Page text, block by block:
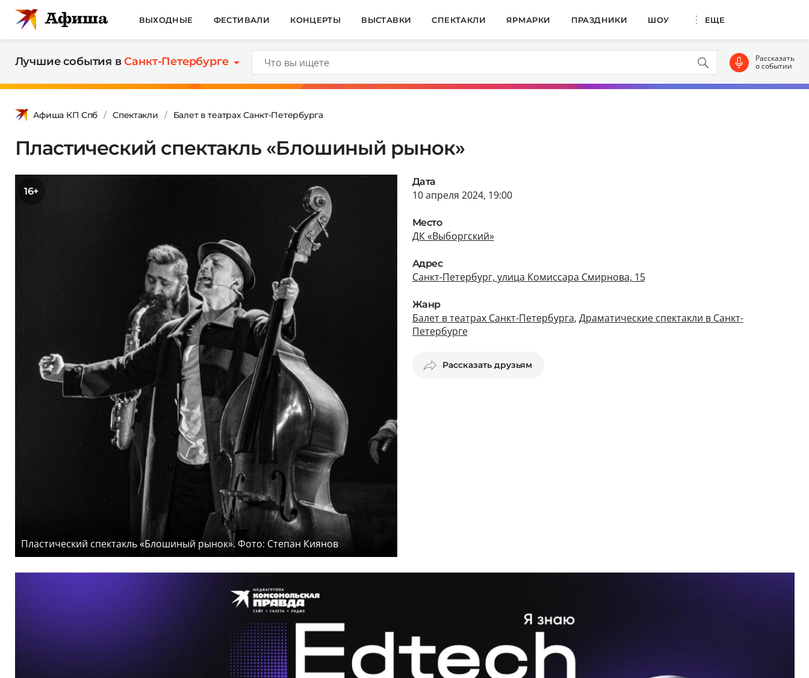
ВЫХОДНЫЕ ФЕСТИВАЛИ КОНЦЕРТЫ ВЫСТАВКИ СПЕКТАКЛИ ЯРМАРКИ ПРАЗДНИКИ ШОУ ЕЩЕ
Лучшие события вСанкт-Петербурге Рассказать
о событии
Афиша КП Спб Спектакли Балет в театрах Санкт-Петербурга
Пластический спектакль «Блошиный рынок»
16+
Пластический спектакль «Блошиный рынок». Фото: Степан Киянов
Дата
10 апреля 2024, 19:00
Место
ДК «Выборгский»
Адрес
Санкт-Петербург, улица Комиссара Смирнова, 15
Жанр
Балет в театрах Санкт-Петербурга, Драматические спектакли в Санкт-
Петербурге
Рассказать друзьям